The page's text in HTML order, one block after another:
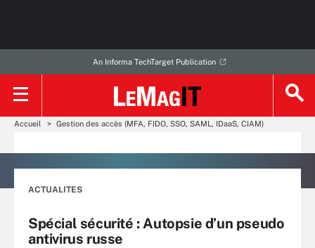
An Informa TechTarget Publication
Accueil Gestion des accès (MFA, FIDO, SSO, SAML, IDaaS, CIAM)
ACTUALITES
Spécial sécurité : Autopsie d’un pseudo
antivirus russe